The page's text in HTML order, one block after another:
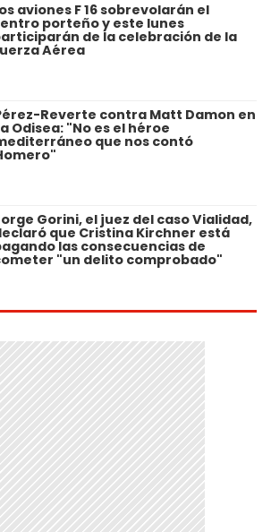
aviones F 16 sobrevolarán el
porteño y este lunes
de la celebración de la
Aérea
Reverte contra Matt Damon en
Odisea: "No es el héroe
que nos contó
Gorini, el juez del caso Vialidad,
que Cristina Kirchner está
las consecuencias de
"un delito comprobado"